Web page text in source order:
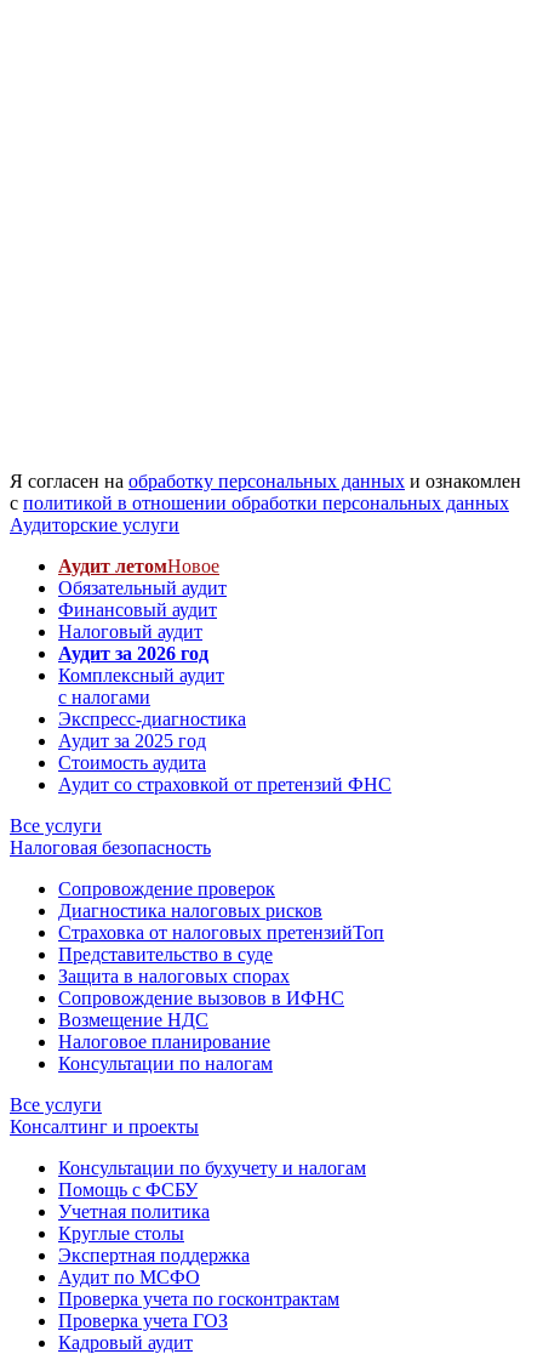
Я согласен на обработку персональных данных и ознакомлен
с политикой в отношении обработки персональных данных
Аудиторские услуги
Аудит летомНовое
Обязательный аудит
Финансовый аудит
Налоговый аудит
Аудит за 2026 год
Комплексный аудит
с налогами
Экспресс-диагностика
Аудит за 2025 год
Стоимость аудита
Аудит со страховкой от претензий ФНС
Все услуги
Налоговая безопасность
Сопровождение проверок
Диагностика налоговых рисков
Страховка от налоговых претензийТоп
Представительство в суде
Защита в налоговых спорах
Сопровождение вызовов в ИФНС
Возмещение НДС
Налоговое планирование
Консультации по налогам
Все услуги
Консалтинг и проекты
Консультации по бухучету и налогам
Помощь с ФСБУ
Учетная политика
Круглые столы
Экспертная поддержка
Аудит по МСФО
Проверка учета по госконтрактам
Проверка учета ГОЗ
Кадровый аудит